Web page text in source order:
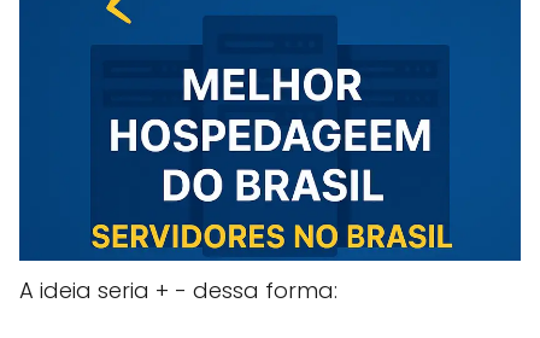
A ideia seria + - dessa forma: